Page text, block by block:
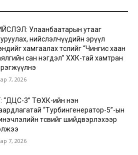
Улаанбаатарын утааг
нийслэлчүүдийн эрүүл
хамгаалах төслийг “Чингис хаан
сан нэгдэл” ХХК-тай хамтран
7, 2026
“ДЦС-3” ТӨХК-ийн нэн
“Турбингенератор-5”-ын
төсвийг шийдвэрлэхээр
7, 2026